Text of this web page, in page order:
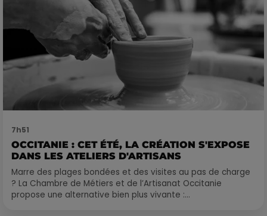
7h51
OCCITANIE : CET ÉTÉ, LA CRÉATION S'EXPOSE
DANS LES ATELIERS D'ARTISANS
Marre des plages bondées et des visites au pas de charge
? La Chambre de Métiers et de l’Artisanat Occitanie
propose une alternative bien plus vivante :...